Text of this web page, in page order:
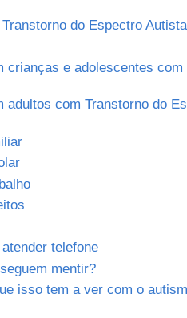
do Espectro
crianças e adolescentes com
adultos com Transtorno do
telefone
mentir?
isso tem a ver com o